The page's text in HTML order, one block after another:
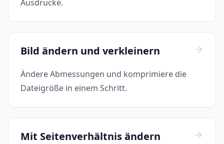
Ausdrucke.
Bild ändern und verkleinern
Ändere Abmessungen und komprimiere die
Dateigröße in einem Schritt.
Mit Seitenverhältnis ändern